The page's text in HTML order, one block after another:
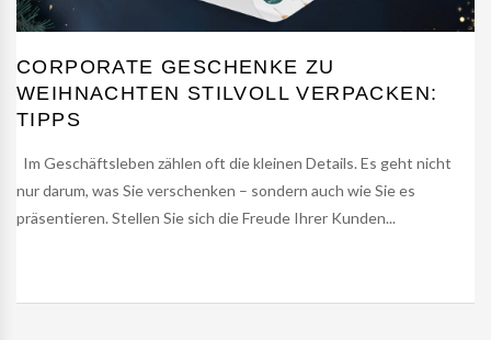
CORPORATE GESCHENKE ZU
WEIHNACHTEN STILVOLL VERPACKEN:
TIPPS
Im Geschäftsleben zählen oft die kleinen Details. Es geht nicht
nur darum, was Sie verschenken – sondern auch wie Sie es
präsentieren. Stellen Sie sich die Freude Ihrer Kunden...